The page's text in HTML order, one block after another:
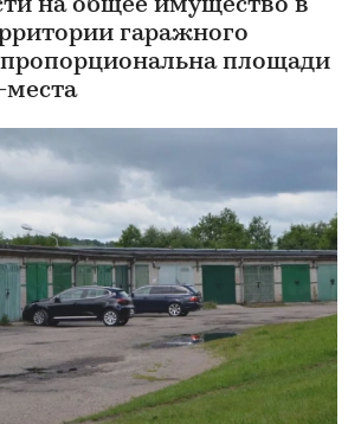
на общее имущество в
гаражного
площади